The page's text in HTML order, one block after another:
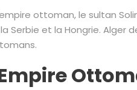
ottoman, le sultan
Serbie et la Hongrie.